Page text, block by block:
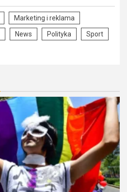
Marketing i reklama
News Polityka Sport